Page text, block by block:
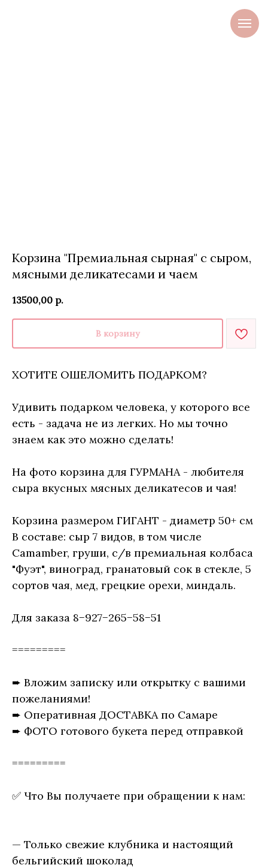
Корзина "Премиальная сырная" с сыром,
мясными деликатесами и чаем
13500,00 р.
В корзину
ХОТИТЕ ОШЕЛОМИТЬ ПОДАРКОМ?
Удивить подарком человека, у которого все
есть - задача не из легких. Но мы точно
знаем как это можно сделать!
На фото корзина для ГУРМАНА - любителя
сыра вкусных мясных деликатесов и чая!
Корзина размером ГИГАНТ - диаметр 50+ см
В составе: сыр 7 видов, в том числе
Camamber, груши, с/в премиальная колбаса
"Фуэт", виноград, гранатовый сок в стекле, 5
сортов чая, мед, грецкие орехи, миндаль.
Для заказа 8−927−265−58−51
=========
➨ Вложим записку или открытку с вашими
пожеланиями!
➨ Оперативная ДОСТАВКА по Самаре
➨ ФОТО готового букета перед отправкой
=========
✅ Что Вы получаете при обращении к нам:
— Только свежие клубника и настоящий
бельгийский шоколад